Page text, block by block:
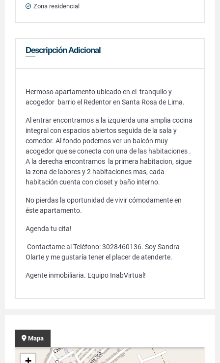
Zona residencial
Descripción Adicional
Hermoso apartamento ubicado en el tranquilo y
acogedor barrio el Redentor en Santa Rosa de Lima.
Al entrar encontramos a la izquierda una amplia cocina
integral con espacios abiertos seguida de la sala y
comedor. Al fondo podemos ver un balcón muy
acogedor que se conecta con una de las habitaciones .
A la derecha encontramos la primera habitacion, sigue
la zona de labores y 2 habitaciones mas, cada
habitación cuenta con closet y baño interno.
No pierdas la oportunidad de vivir cómodamente en
éste apartamento.
Agenda tu cita!
Contactame al Teléfono: 3028460136. Soy Sandra
Olarte y me gustaría tener el placer de atenderte.
Agente inmobiliaria. Equipo InabVirtual!
Mapa